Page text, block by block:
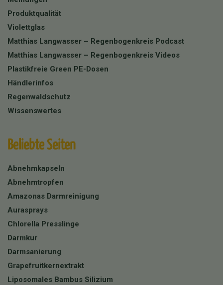
Produktqualität
Violettglas
Matthias Langwasser – Regenbogenkreis Podcast
Matthias Langwasser – Regenbogenkreis Videos
Plastikfreie Green PE-Dosen
Händlerinfos
Regenwaldschutz
Wissenswertes
Beliebte Seiten
Abnehmkapseln
Abnehmtropfen
Amazonas Darmreinigung
Aurasprays
Chlorella Presslinge
Darmkur
Darmsanierung
Grapefruitkernextrakt
Liposomales Bambus Silizium